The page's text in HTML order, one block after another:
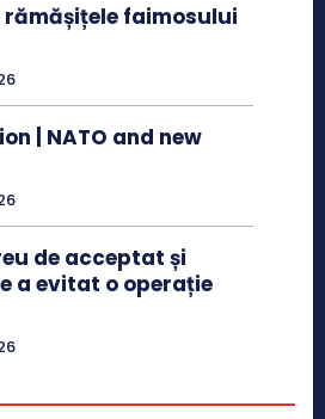
faimosului
| NATO and new
de acceptat și
a evitat o operație